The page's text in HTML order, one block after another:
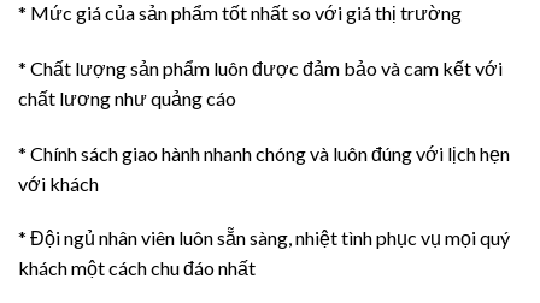
* Mức giá của sản phẩm tốt nhất so với giá thị trường
* Chất lượng sản phẩm luôn được đảm bảo và cam kết với
chất lương như quảng cáo
* Chính sách giao hành nhanh chóng và luôn đúng với lịch hẹn
với khách
* Đội ngủ nhân viên luôn sẵn sàng, nhiệt tình phục vụ mọi quý
khách một cách chu đáo nhất